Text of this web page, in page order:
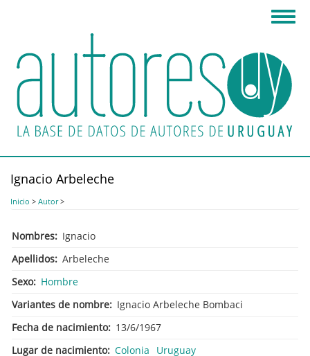
principal
Ignacio Arbeleche
Inicio > Autor>
Nombres
Ignacio
Apellidos Arbeleche
Sexo
Hombre
Variantes de nombre
Ignacio Arbeleche Bombaci
Fecha de nacimiento
13/6/1967
Lugar de nacimiento Colonia
Uruguay